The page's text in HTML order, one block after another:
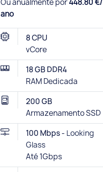
Ou anualmente por448.80 €/
ano
8 CPU
vCore
18 GB DDR4
RAM Dedicada
200 GB
Armazenamento SSD
100 Mbps - Looking
Glass
Até 1Gbps